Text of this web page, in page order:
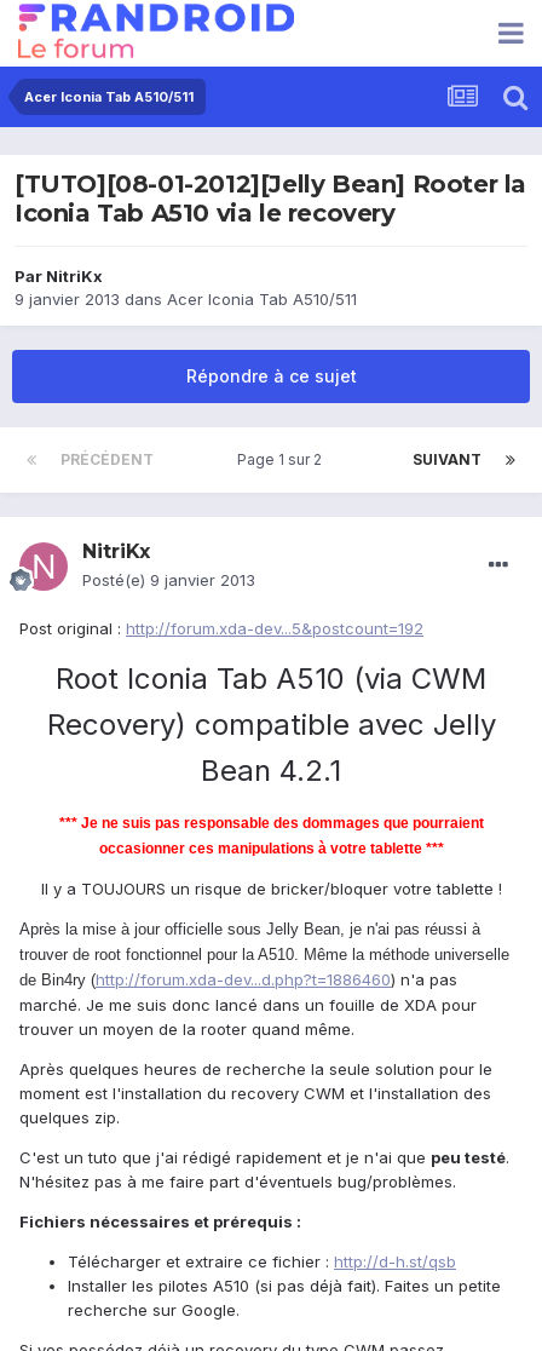
Acer Iconia Tab A510/511
[TUTO][08-01-2012][Jelly Bean] Rooter la
Iconia Tab A510 via le recovery
Par NitriKx
9 janvier 2013 dans Acer Iconia Tab A510/511
Répondre à ce sujet
PRÉCÉDENT SUIVANT
Page 1 sur 2
NitriKx
Posté(e) 9 janvier 2013
Post original : http://forum.xda-dev...5&postcount=192
Root Iconia Tab A510 (via CWM
Recovery) compatible avec Jelly
Bean 4.2.1
*** Je ne suis pas responsable des dommages que pourraient
occasionner ces manipulations à votre tablette ***
Il y a TOUJOURS un risque de bricker/bloquer votre tablette !
Après la mise à jour officielle sous Jelly Bean, je n'ai pas réussi à
trouver de root fonctionnel pour la A510. Même la méthode universelle
de Bin4ry (http://forum.xda-dev...d.php?t=1886460) n'a pas
marché. Je me suis donc lancé dans un fouille de XDA pour
trouver un moyen de la rooter quand même.
Après quelques heures de recherche la seule solution pour le
moment est l'installation du recovery CWM et l'installation des
quelques zip.
C'est un tuto que j'ai rédigé rapidement et je n'ai que peu testé.
N'hésitez pas à me faire part d'éventuels bug/problèmes.
Fichiers nécessaires et prérequis :
Télécharger et extraire ce fichier : http://d-h.st/qsb
Installer les pilotes A510 (si pas déjà fait). Faites un petite
recherche sur Google.